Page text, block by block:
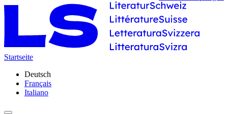
Startseite
Deutsch
Français
Italiano